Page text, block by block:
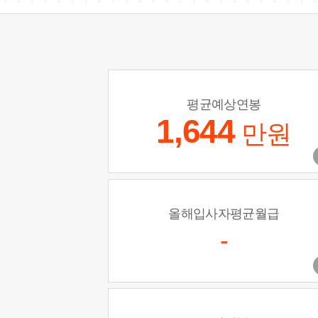
평균예상연봉
1,644 만원
올해입사자평균월급
-